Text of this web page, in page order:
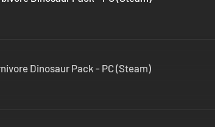
Dinosaur Pack - PC (Steam)